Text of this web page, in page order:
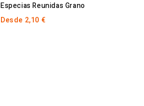
out
of
Especias Reunidas Grano
Desde 2,10 €